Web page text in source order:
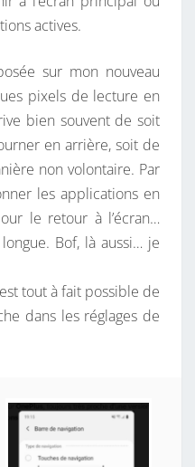
actives.
sur mon nouveau
pixels de lecture en
bien souvent de soit
en arrière, soit de
non volontaire. Par
les applications en
le retour à l’écran…
Bof, là aussi… je
tout à fait possible de
dans les réglages de